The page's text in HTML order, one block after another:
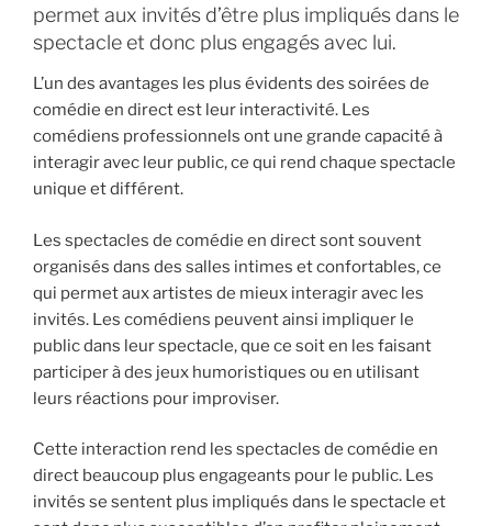
permet aux invités d’être plus impliqués dans le
spectacle et donc plus engagés avec lui.
L’un des avantages les plus évidents des soirées de
comédie en direct est leur interactivité. Les
comédiens professionnels ont une grande capacité à
interagir avec leur public, ce qui rend chaque spectacle
unique et différent.
Les spectacles de comédie en direct sont souvent
organisés dans des salles intimes et confortables, ce
qui permet aux artistes de mieux interagir avec les
invités. Les comédiens peuvent ainsi impliquer le
public dans leur spectacle, que ce soit en les faisant
participer à des jeux humoristiques ou en utilisant
leurs réactions pour improviser.
Cette interaction rend les spectacles de comédie en
direct beaucoup plus engageants pour le public. Les
invités se sentent plus impliqués dans le spectacle et